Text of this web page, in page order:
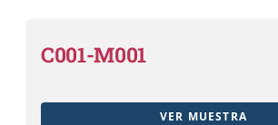
C001-M001
VER MUESTRA